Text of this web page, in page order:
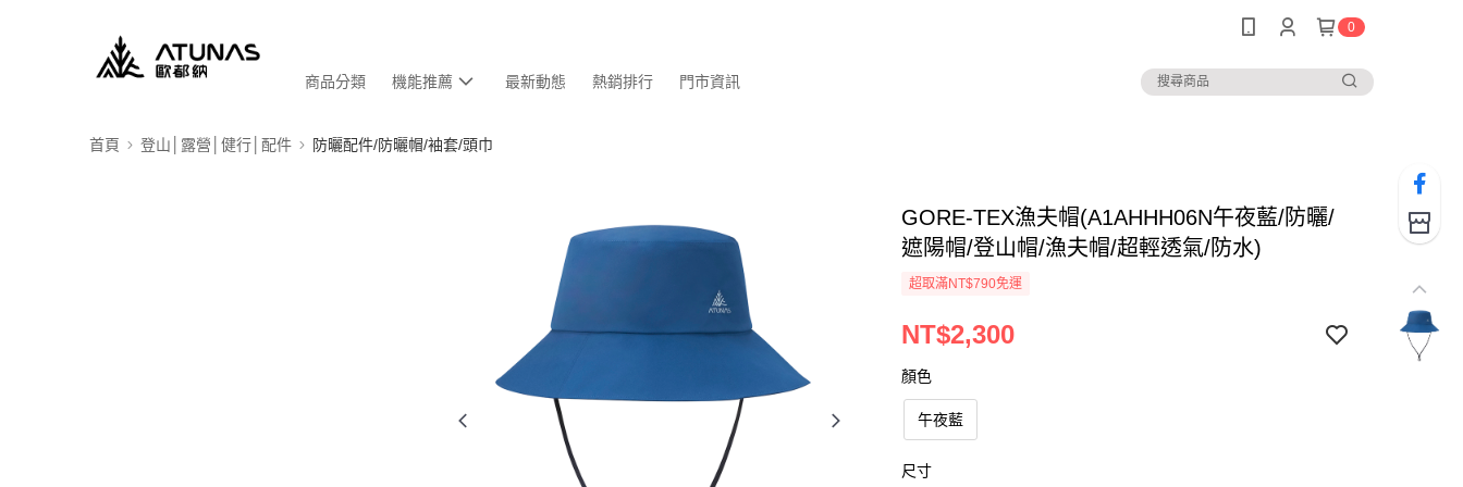
0
商品分類 機能推薦 最新動態 熱銷排行 門市資訊
首頁 登山│露營│健行│配件 防曬配件/防曬帽/袖套/頭巾
GORE-TEX漁夫帽(A1AHHH06N午夜藍/防曬/
遮陽帽/登山帽/漁夫帽/超輕透氣/防水)
超取滿NT$790免運
NT$2,300
顏色
午夜藍
尺寸